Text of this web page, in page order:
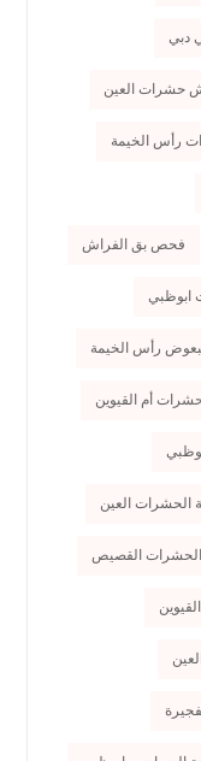
دبي
حشرات العين
رأس الخيمة
فحص بق الفراش
ابوظبي
رأس الخيمة
أم القيوين
الحشرات العين
القصيص